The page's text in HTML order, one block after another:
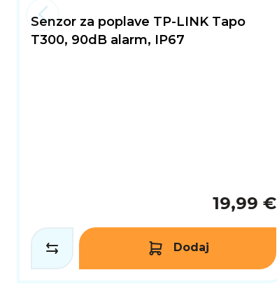
Senzor za poplave TP-LINK Tapo
T300, 90dB alarm, IP67
19,99 €
Dodaj